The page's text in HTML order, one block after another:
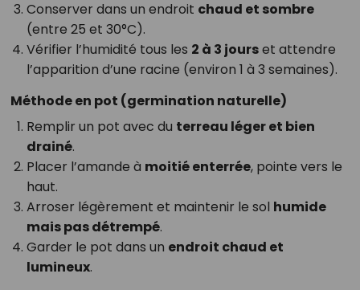
Conserver dans un endroit chaud et sombre
(entre 25 et 30°C).
Vérifier l’humidité tous les 2 à 3 jourset attendre
l’apparition d’une racine (environ 1 à 3 semaines).
Méthode en pot (germination naturelle)
Remplir un pot avec du terreau léger et bien
drainé.
Placer l’amande à moitié enterrée, pointe vers le
haut.
Arroser légèrement et maintenir le sol humide
mais pas détrempé.
Garder le pot dans un endroit chaud et
lumineux.